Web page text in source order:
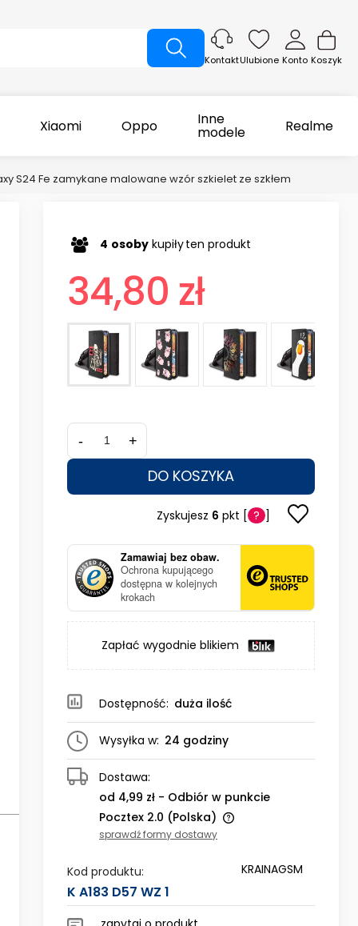
Koszyk
Konto
KontaktUlubione
Xiaomi Oppo Inne
modele Realme
S24 Fe zamykane malowane wzór szkielet ze szkłem
4 osoby kupiłyten produkt
34,80 zł
- +
DO KOSZYKA
Zyskujesz 6 pkt [ ? ]
Zamawiaj bez obaw.
Ochrona kupującego
dostępna w kolejnych
krokach
Zapłać wygodnie blikiem
Dostępność: duża ilość
Wysyłka w: 24 godziny
Dostawa:
od 4,99 zł - Odbiór w punkcie
Pocztex 2.0 (Polska)
kosztów płatności
sprawdź formy dostawy
Kod produktu:
K A183 D57 WZ 1
KRAINAGSM